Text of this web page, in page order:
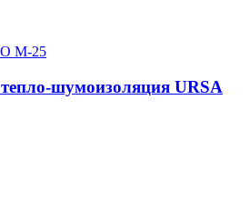
шумоизоляция URSA